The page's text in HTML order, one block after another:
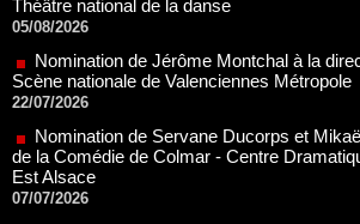
Scène nationale de Valenciennes Métropole
22/07/2026
Nomination de Servane Ducorps et
de la Comédie de Colmar - Centre
Est Alsace
07/07/2026
Thomas Jolly et Laëtitia Guédon
TNP
02/07/2026